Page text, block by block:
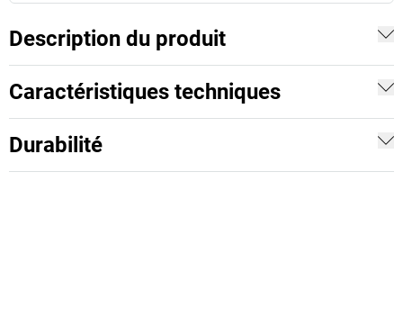
Description du produit
Caractéristiques techniques
Durabilité